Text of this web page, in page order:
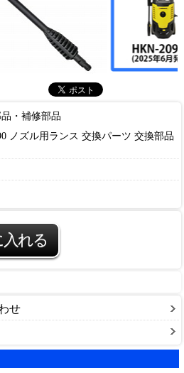
・補修部品
ノズル用ランス 交換パーツ 交換部品
せ